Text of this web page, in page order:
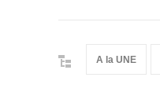
A la UNE